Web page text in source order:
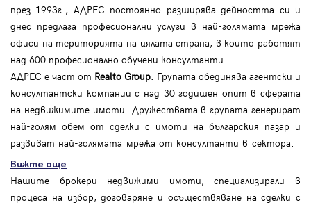
през 1993г., АДРЕС постоянно разширява дейността си и
днес предлага професионални услуги в най-голямата мрежа
офиси на територията на цялата страна, в които работят
над 600 професионално обучени консултанти.
АДРЕС е част от Realto Group. Групата обединява агентски и
консултантски компании с над 30 годишен опит в сферата
на недвижимите имоти. Дружествата в групата генерират
най-голям обем от сделки с имоти на българския пазар и
развиват най-голямата мрежа от консултанти в сектора.
Вижте още
Нашите брокери недвижими имоти, специализирали в
процеса на избор, договаряне и осъществяване на сделки с